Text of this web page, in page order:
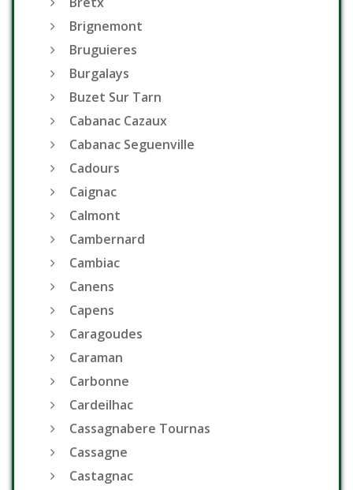
Brignemont
Bruguieres
Burgalays
Buzet Sur Tarn
Cabanac Cazaux
Cabanac Seguenville
Cadours
Caignac
Calmont
Cambernard
Cambiac
Canens
Capens
Caragoudes
Caraman
Carbonne
Cardeilhac
Cassagnabere Tournas
Cassagne
Castagnac